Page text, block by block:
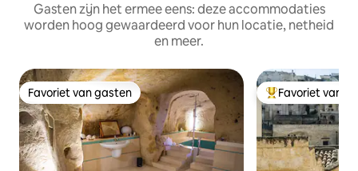
Gasten zijn het ermee eens: deze accommodaties
worden hoog gewaardeerd voor hun locatie, netheid
en meer.
Favoriet van gasten
Favoriet van gasten Topfavoriet van
Favoriet van